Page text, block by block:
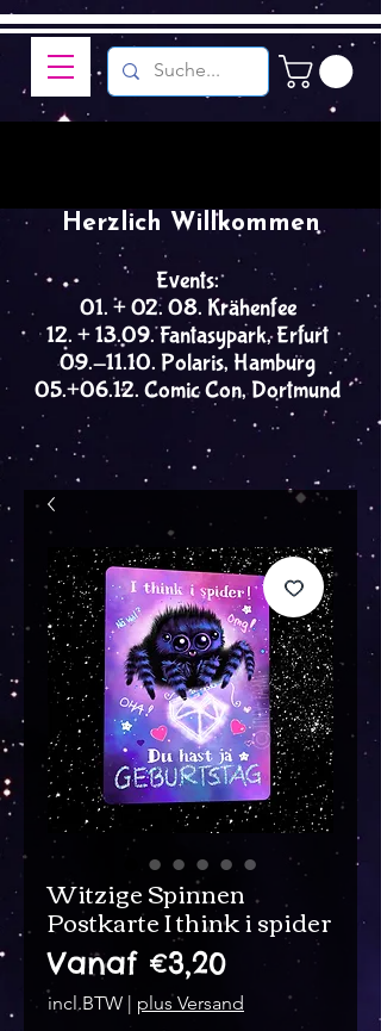
Events:
01. + 02. 08. Krähenfee
12. + 13.09. Fantasypark, Erfurt
09.-11.10. Polaris, Hamburg
05.+06.12. Comic Con, Dortmund
Herzlich Willkommen
Witzige Spinnen
Postkarte I think i spider
Vanaf €3,20
incl.BTW | plus Versand